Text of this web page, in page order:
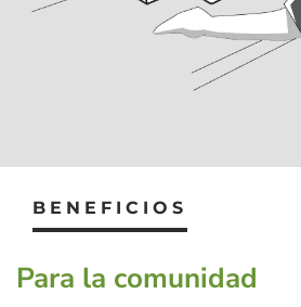
BENEFICIOS
Para la comunidad